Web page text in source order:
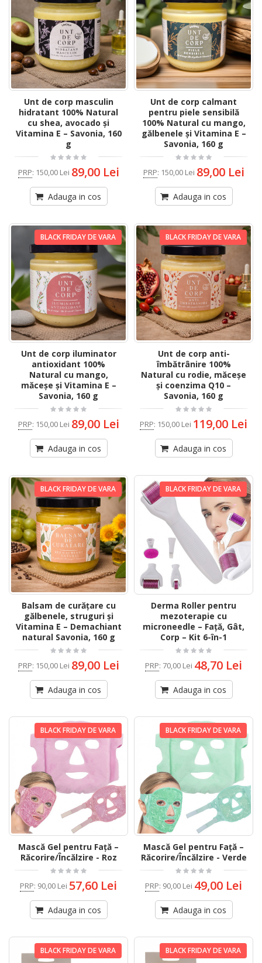
Unt de corp masculin
hidratant 100% Natural
cu shea, avocado și
Vitamina E – Savonia, 160
g
PRP: 150,00 Lei 89,00 Lei
Adauga in cos
Unt de corp calmant
pentru piele sensibilă
100% Natural cu mango,
gălbenele și Vitamina E –
Savonia, 160 g
PRP: 150,00 Lei 89,00 Lei
Adauga in cos
BLACK FRIDAY DE VARA
Unt de corp iluminator
antioxidant 100%
Natural cu mango,
măceșe și Vitamina E –
Savonia, 160 g
PRP: 150,00 Lei 89,00 Lei
Adauga in cos
BLACK FRIDAY DE VARA
Unt de corp anti-
îmbătrânire 100%
Natural cu rodie, măceșe
și coenzima Q10 –
Savonia, 160 g
PRP: 150,00 Lei 119,00 Lei
Adauga in cos
BLACK FRIDAY DE VARA
Balsam de curățare cu
gălbenele, struguri și
Vitamina E – Demachiant
natural Savonia, 160 g
PRP: 150,00 Lei 89,00 Lei
Adauga in cos
BLACK FRIDAY DE VARA
Derma Roller pentru
mezoterapie cu
microneedle – Față, Gât,
Corp – Kit 6-în-1
PRP: 70,00 Lei 48,70 Lei
Adauga in cos
BLACK FRIDAY DE VARA
Mască Gel pentru Față –
Răcorire/Încălzire - Roz
PRP: 90,00 Lei 57,60 Lei
Adauga in cos
BLACK FRIDAY DE VARA
Mască Gel pentru Față –
Răcorire/Încălzire - Verde
PRP: 90,00 Lei 49,00 Lei
Adauga in cos
BLACK FRIDAY DE VARA BLACK FRIDAY DE VARA